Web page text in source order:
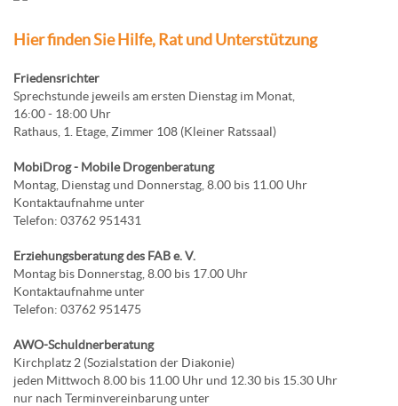
Hier finden Sie Hilfe, Rat und Unterstützung
Friedensrichter
Sprechstunde jeweils am ersten Dienstag im Monat,
16:00 - 18:00 Uhr
Rathaus, 1. Etage, Zimmer 108 (Kleiner Ratssaal)
MobiDrog - Mobile Drogenberatung
Montag, Dienstag und Donnerstag, 8.00 bis 11.00 Uhr
Kontaktaufnahme unter
Telefon: 03762 951431
Erziehungsberatung des FAB e. V.
Montag bis Donnerstag, 8.00 bis 17.00 Uhr
Kontaktaufnahme unter
Telefon: 03762 951475
AWO-Schuldnerberatung
Kirchplatz 2 (Sozialstation der Diakonie)
jeden Mittwoch 8.00 bis 11.00 Uhr und 12.30 bis 15.30 Uhr
nur nach Terminvereinbarung unter